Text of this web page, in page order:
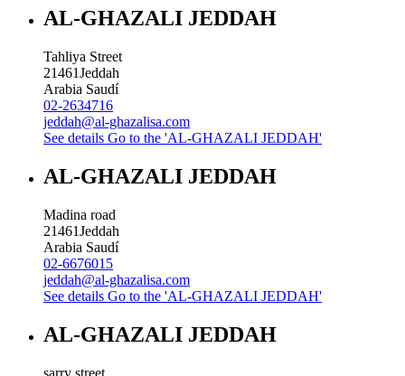
AL-GHAZALI JEDDAH
Tahliya Street
21461Jeddah
Arabia Saudí
02-2634716
jeddah@al-ghazalisa.com
See details Go to the 'AL-GHAZALI JEDDAH'
AL-GHAZALI JEDDAH
Madina road
21461Jeddah
Arabia Saudí
02-6676015
jeddah@al-ghazalisa.com
See details Go to the 'AL-GHAZALI JEDDAH'
AL-GHAZALI JEDDAH
sarry street